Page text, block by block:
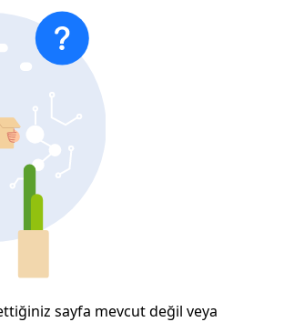
sayfa mevcut değil veya